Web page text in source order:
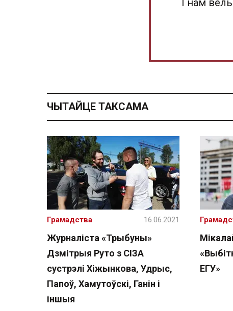
І нам
ЧЫТАЙЦЕ ТАКСАМА
Журналіста «Трыбуны»
Дзмітрыя Руто з СІЗА
сустрэлі Хіжынкова, Удрыс,
Папоў, Хамутоўскі, Ганін і
іншыя
Грамадства 16.06.2021
ЕГУ»